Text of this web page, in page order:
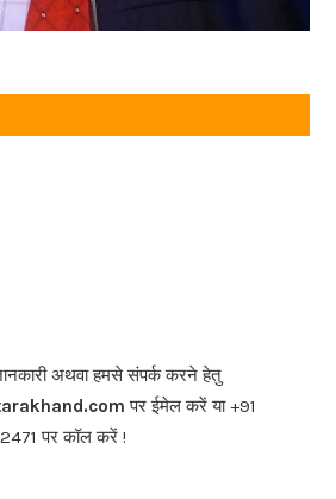
अथवा हमसे संपर्क करने हेतु
पर ईमेल करें या +91
पर कॉल करें !